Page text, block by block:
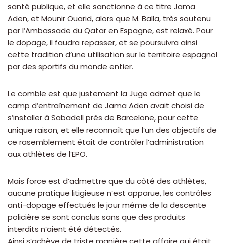
santé publique, et elle sanctionne à ce titre Jama
Aden, et Mounir Ouarid, alors que M. Balla, très soutenu
par l’Ambassade du Qatar en Espagne, est relaxé. Pour
le dopage, il faudra repasser, et se poursuivra ainsi
cette tradition d’une utilisation sur le territoire espagnol
par des sportifs du monde entier.
Le comble est que justement la Juge admet que le
camp d’entraînement de Jama Aden avait choisi de
s’installer à Sabadell près de Barcelone, pour cette
unique raison, et elle reconnaît que l’un des objectifs de
ce rasemblement était de contrôler l’administration
aux athlètes de l’EPO.
Mais force est d’admettre que du côté des athlètes,
aucune pratique litigieuse n’est apparue, les contrôles
anti-dopage effectués le jour même de la descente
policière se sont conclus sans que des produits
interdits n’aient été détectés.